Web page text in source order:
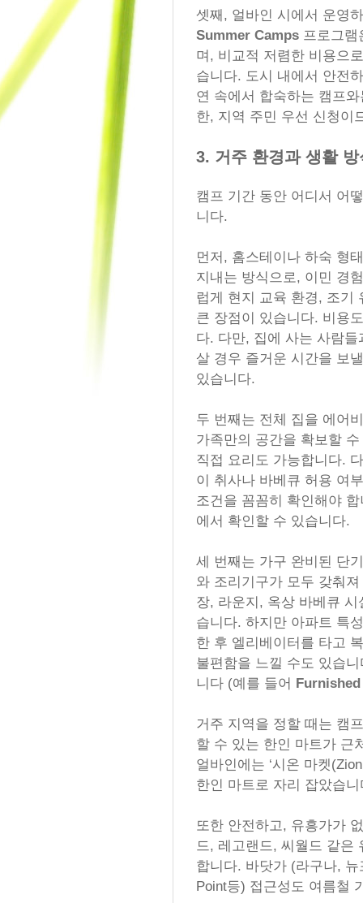
셋째, 얼바인 시에서 운영
Summer Camps 프로그램
며, 비교적 저렴한 비용으
습니다. 도시 내에서 안전
연 속에서 합숙하는 캠프
한, 지역 주민 우선 신청이
3. 거주 환경과 생활
캠프 기간 동안 어디서 어
니다.
먼저, 홈스테이나 하숙 형
지내는 방식으로, 이민 경
럽게 현지 교육 환경, 조기
큰 장점이 있습니다. 비용
다. 다만, 집에 사는 사람
살 경우 즐거운 시간을 보
있습니다.
두 번째는 전체 집을 에어
가족만의 공간을 확보할
직접 요리도 가능합니다.
이 취사나 바베큐 허용 여
조건을 꼼꼼히 확인해야
에서 확인할 수 있습니다.
세 번째는 가구 완비된 단
와 조리기구가 모두 갖춰
장, 라운지, 옥상 바베큐
습니다. 하지만 아파트 특
한 후 엘리베이터를 타고
불편함을 느낄 수도 있습
니다 (예를 들어
거주 지역을 정할 때는 캠
할 수 있는 한인 마트가 근
얼바인에는 ‘시온 마켓
한인 마트로 자리 잡았습
또한 안전하고, 유흥가가
드, 레고랜드, 씨월드 같은
합니다. 바닷가 (라구나,
Point등) 접근성도 여름철